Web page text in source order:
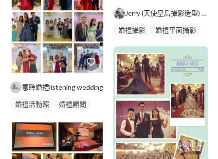
意聆婚禮listening wedding
婚禮活動照 婚禮顧問
Jerry (天使皇后攝影造型) 台北/高雄
婚禮攝影 婚禮平面攝影